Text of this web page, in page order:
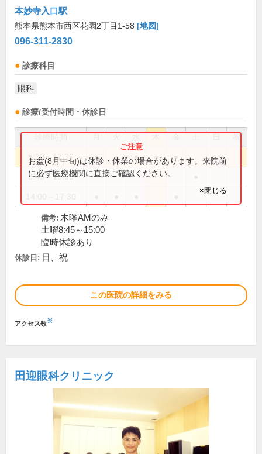
本妙寺入口駅
熊本県熊本市西区花園2丁目1-58 [地図]
096-311-2830
診療科目
眼科
診療/受付時間・休診日
祝
8:30～12:30 ● ● ● ● ●
8:45～15:00
お盆(8月中旬)は休診・休業の場合があります。来院前
に必ず医療機関に直接ご確認ください。
×閉じる
備考: 木曜AMのみ
土曜8:45～15:00
臨時休診あり
休診日: 日、祝
この医院の詳細をみる
アクセス数※
田迎眼科クリニック